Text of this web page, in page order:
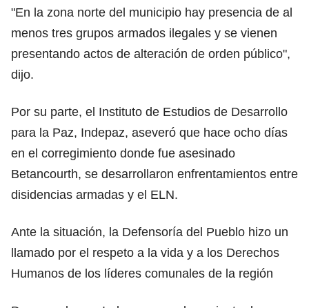
"En la zona norte del municipio hay presencia de al
menos tres grupos armados ilegales y se vienen
presentando actos de alteración de orden público",
dijo.
Por su parte, el Instituto de Estudios de Desarrollo
para la Paz, Indepaz, aseveró que hace ocho días
en el corregimiento donde fue asesinado
Betancourth, se desarrollaron enfrentamientos entre
disidencias armadas y el ELN.
Ante la situación, la Defensoría del Pueblo hizo un
llamado por el respeto a la vida y a los Derechos
Humanos de los líderes comunales de la región